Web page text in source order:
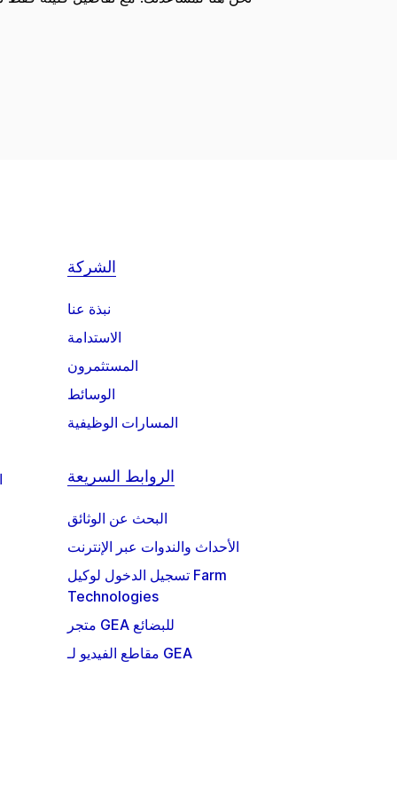
الشركة
نبذة عنا
الاستدامة
المستثمرون
الوسائط
المسارات الوظيفية
الروابط السريعة
البحث عن الوثائق
الأحداث والندوات عبر الإنترنت
تسجيل الدخول لوكيل Farm
Technologies
متجر GEA للبضائع
مقاطع الفيديو لـ GEA